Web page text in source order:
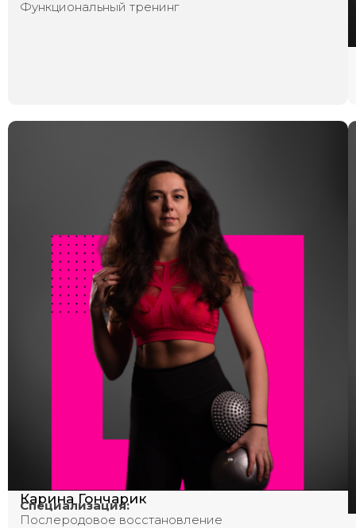
Функциональный тренинг
Карина Гончарик
Специализация:
Послеродовое восстановление